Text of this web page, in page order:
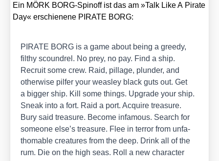
Ein MÖRK BORG-Spin­off ist das am »Talk Like A Pira­te
Day« erschie­ne­ne PIRATE BORG:
PIRATE BORG is a game about being a gree­dy,
filt­hy scound­rel. No prey, no pay. Find a ship.
Recruit some crew. Raid, pil­la­ge, plun­der, and
other­wi­se pil­fer your weas­ley black guts out. Get
a big­ger ship. Kill some things. Upgrade your ship.
Sneak into a fort. Raid a port. Acqui­re tre­asu­re.
Bury said tre­asu­re. Beco­me infa­mous. Search for
someone else’s tre­asu­re. Flee in ter­ror from unfa­
thomable crea­tures from the deep. Drink all of the
rum. Die on the high seas. Roll a new cha­rac­ter